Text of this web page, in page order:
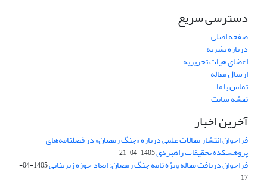
دسترسی سریع
صفحه اصلی
درباره نشریه
اعضای هیات تحریریه
ارسال مقاله
تماس با ما
نقشه سایت
آخرین اخبار
فراخوان انتشار مقالات علمی درباره «جنگ رمضان» در فصلنامه‌های
پژوهشکده تحقیقات راهبردی1405-04-21
فراخوان دریافت مقاله ویژه نامه جنگ رمضان؛ ابعاد حوزه زیربنایی
1405-04-